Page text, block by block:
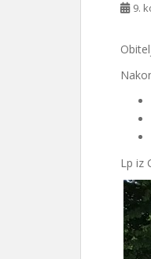
9.
Lp iz